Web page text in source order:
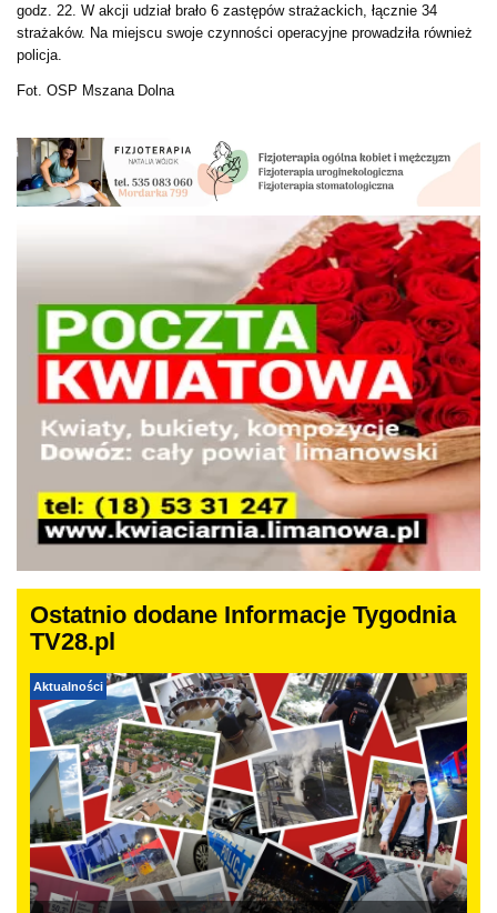
godz. 22. W akcji udział brało 6 zastępów strażackich, łącznie 34
strażaków. Na miejscu swoje czynności operacyjne prowadziła również
policja.
Fot. OSP Mszana Dolna
Ostatnio dodane Informacje Tygodnia
TV28.pl
Aktualności